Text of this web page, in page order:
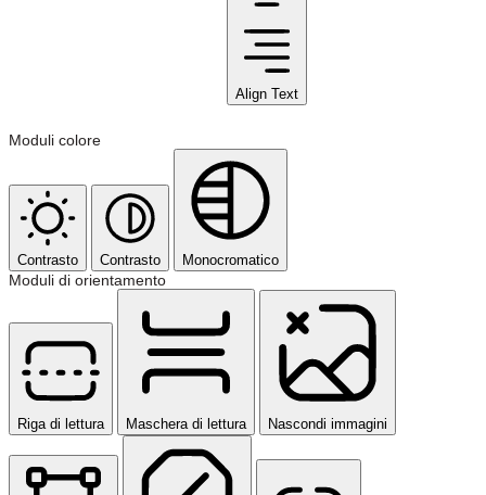
Align Text
Moduli colore
Contrasto Contrasto Monocromatico
Moduli di orientamento
Riga di lettura Maschera di lettura Nascondi immagini